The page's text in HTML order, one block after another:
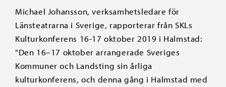
Michael Johansson, verksamhetsledare för
Länsteatrarna i Sverige, rapporterar från SKLs
Kulturkonferens 16-17 oktober 2019 i Halmstad:
"Den 16–17 oktober arrangerade Sveriges
Kommuner och Landsting sin årliga
kulturkonferens, och denna gång i Halmstad med